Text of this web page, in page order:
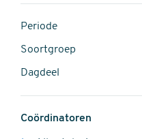
Periode
Soortgroep
Dagdeel
Coördinatoren